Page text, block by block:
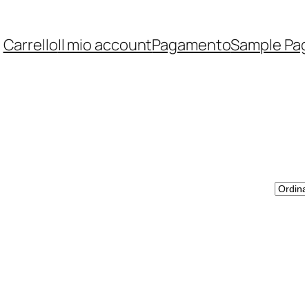
CarrelloIl mio accountPagamentoSample